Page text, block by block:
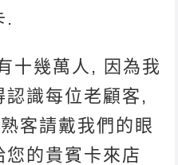
.
十幾萬人, 因為我
識每位老顧客,
客請戴我們的眼
的貴賓卡來店